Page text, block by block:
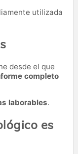
utilizada
desde el que
completo
laborables.
es